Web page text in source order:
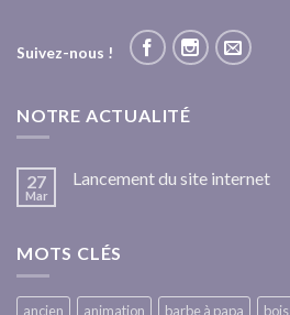
Suivez-nous !
NOTRE ACTUALITÉ
27
Mar
Lancement du site internet
MOTS CLÉS
ancien animation barbe à papa bois